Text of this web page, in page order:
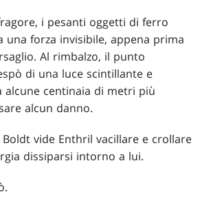
i pesanti oggetti di ferro
una forza invisibile, appena prima
Al rimbalzo, il punto
di una luce scintillante e
alcune centinaia di metri più
alcun danno.
vide Enthril vacillare e crollare
dissiparsi intorno a lui.